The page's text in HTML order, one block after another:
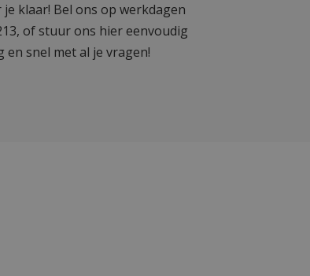
klaar! Bel ons op werkdagen
of stuur ons hier eenvoudig
en snel met al je vragen!